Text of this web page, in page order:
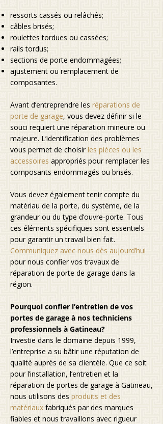
ressorts cassés ou relâchés;
câbles brisés;
roulettes tordues ou cassées;
rails tordus;
sections de porte endommagées;
ajustement ou remplacement de
composantes.
Avant d’entreprendre les réparations de
porte de garage, vous devez définir si le
souci requiert une réparation mineure ou
majeure. L’identification des problèmes
vous permet de choisir les pièces ou les
accessoires appropriés pour remplacer les
composants endommagés ou brisés.
Vous devez également tenir compte du
matériau de la porte, du système, de la
grandeur ou du type d’ouvre-porte. Tous
ces éléments spécifiques sont essentiels
pour garantir un travail bien fait.
Communiquez avec nous dès aujourd’hui
pour nous confier vos travaux de
réparation de porte de garage dans la
région.
Pourquoi confier l’entretien de vos
portes de garage à nos techniciens
professionnels à Gatineau?
Investie dans le domaine depuis 1999,
l’entreprise a su bâtir une réputation de
qualité auprès de sa clientèle. Que ce soit
pour l’installation, l’entretien et la
réparation de portes de garage à Gatineau,
nous utilisons des produits et des
matériaux fabriqués par des marques
fiables et nous travaillons avec rigueur